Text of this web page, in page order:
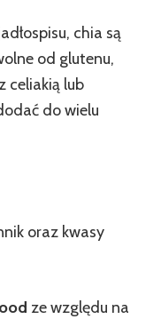
chia są
od glutenu,
celiakią lub
do wielu
oraz kwasy
ze względu na